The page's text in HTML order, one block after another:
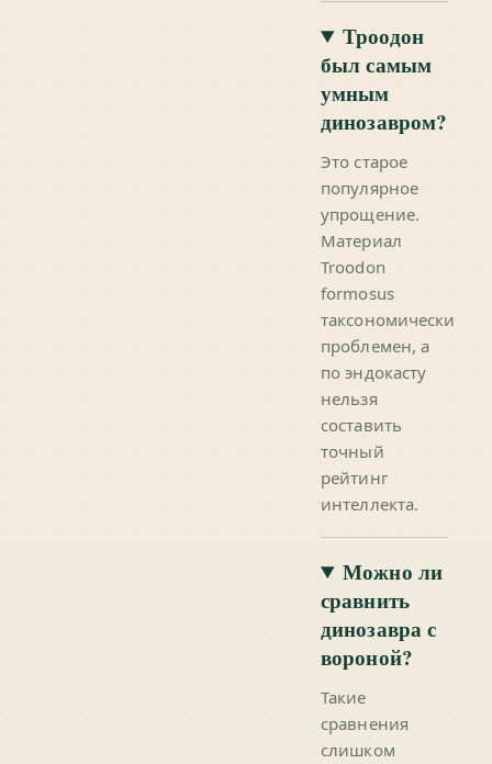
Троодон
был самым
умным
динозавром?
Это старое
популярное
упрощение.
Материал
Troodon
formosus
таксономически
проблемен, а
по эндокасту
нельзя
составить
точный
рейтинг
интеллекта.
Можно ли
сравнить
динозавра с
вороной?
Такие
сравнения
слишком